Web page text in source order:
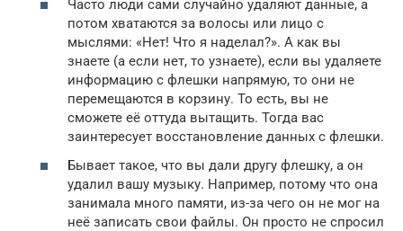
Часто люди сами случайно удаляют данные, а
потом хватаются за волосы или лицо с
мыслями: «Нет! Что я наделал?». А как вы
знаете (а если нет, то узнаете), если вы удаляете
информацию с флешки напрямую, то они не
перемещаются в корзину. То есть, вы не
сможете её оттуда вытащить. Тогда вас
заинтересует восстановление данных с флешки.
Бывает такое, что вы дали другу флешку, а он
удалил вашу музыку. Например, потому что она
занимала много памяти, из-за чего он не мог на
неё записать свои файлы. Он просто не спросил